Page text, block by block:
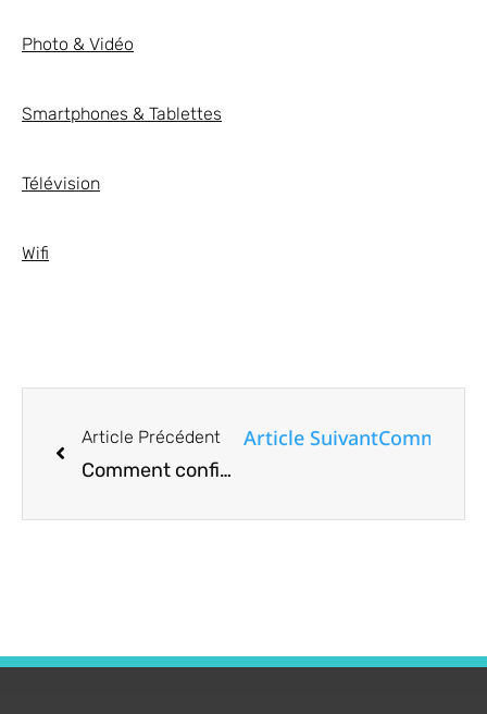
Photo & Vidéo
Smartphones & Tablettes
Télévision
Wifi
Article Précédent
Comment configurer des rappels de rappel sur iPhone
Article SuivantComment